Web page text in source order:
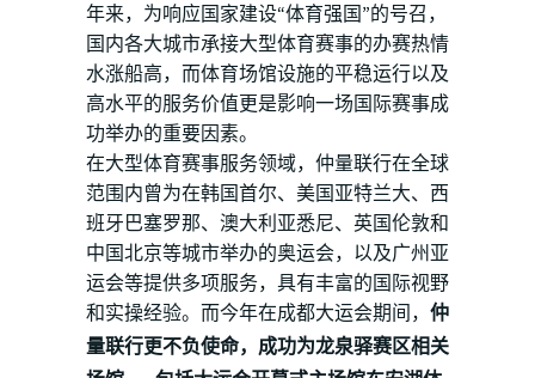
年来，为响应国家建设“体育强国”的号召，
国内各大城市承接大型体育赛事的办赛热情
水涨船高，而体育场馆设施的平稳运行以及
高水平的服务价值更是影响一场国际赛事成
功举办的重要因素。
在大型体育赛事服务领域，仲量联行在全球
范围内曾为在韩国首尔、美国亚特兰大、西
班牙巴塞罗那、澳大利亚悉尼、英国伦敦和
中国北京等城市举办的奥运会，以及广州亚
运会等提供多项服务，具有丰富的国际视野
和实操经验。而今年在成都大运会期间， 仲
量联行更不负使命，成功为龙泉驿赛区相关